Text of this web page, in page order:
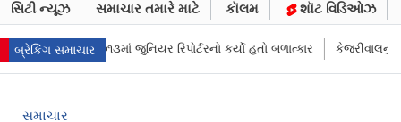
સિટી ન્યૂઝ સમાચાર તમારે માટે કૉલમ શૉટ વિડિઓઝ
બ્રેકિંગ સમાચાર
૨૦૧૩માં જુનિયર રિપોર્ટરનો કર્યો હતો બળાત્કાર કેજરીવાલનું
સમાચાર